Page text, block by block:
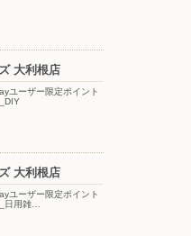
ヒー通販（埼玉エリア）
大利根店
ユーザー限定ポイント
大利根店
ユーザー限定ポイント
日用雑…